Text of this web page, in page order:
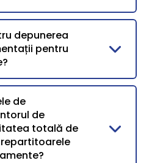
depunerea
pentru
de
de
totală de